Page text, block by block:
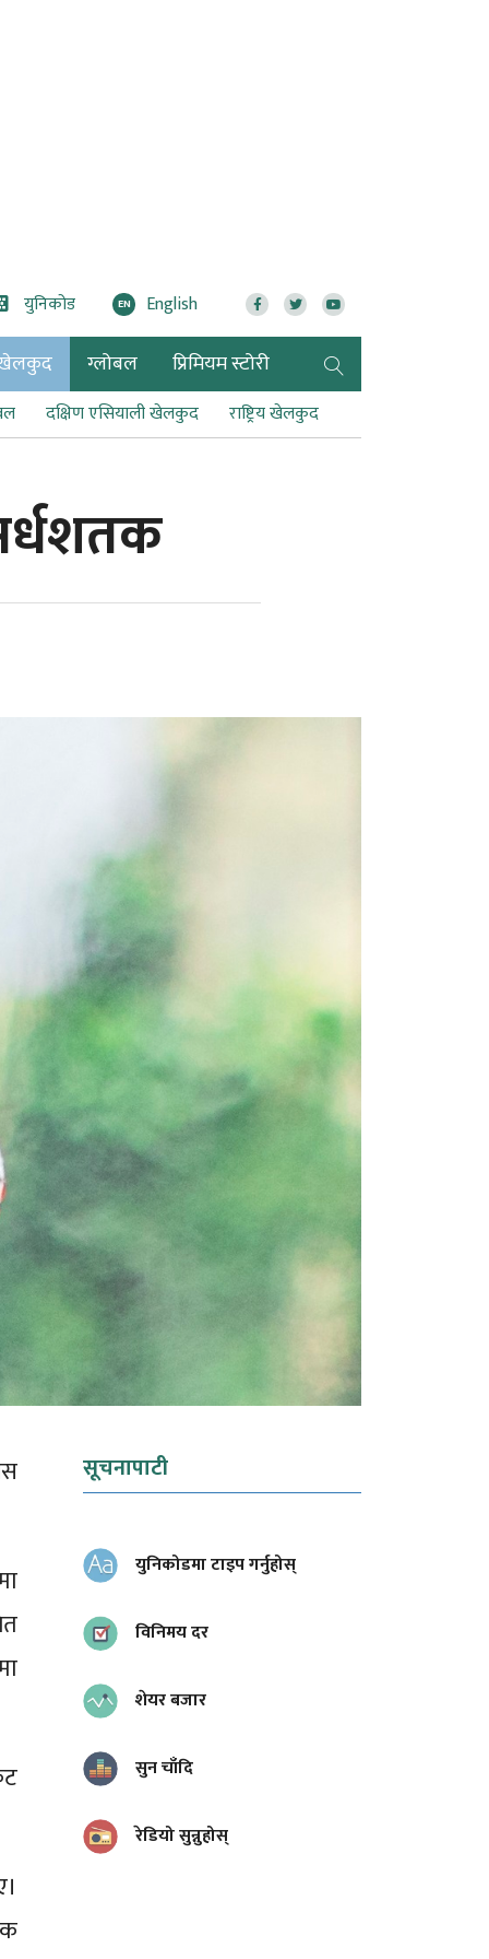
युनिकोड EN English
ग्लोबल प्रिमियम स्टोरी
दक्षिण एसियाली खेलकुद राष्ट्रिय खेलकुद
सूचनापाटी
युनिकोडमा टाइप गर्नुहोस्
विनिमय दर
शेयर बजार
सुन चाँदि
रेडियो सुन्नुहोस्